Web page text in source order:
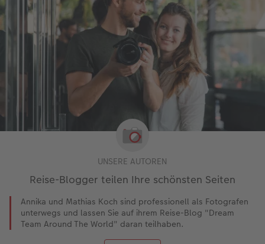
UNSERE AUTOREN
Reise-Blogger teilen Ihre schönsten Seiten
Annika und Mathias Koch sind professionell als Fotografen
unterwegs und lassen Sie auf ihrem Reise-Blog "Dream
Team Around The World" daran teilhaben.